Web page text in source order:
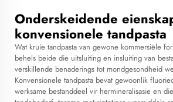
Onderskeidende
konvensionele tandpasta
Wat kruie tandpasta van gewone kommersiële
behels beide die uitsluiting en insluiting van
verskillende benaderings tot mondgesondheid
Konvensionele tandpasta bevat gewoonlik
werksame bestanddeel vir hermineralisasie en